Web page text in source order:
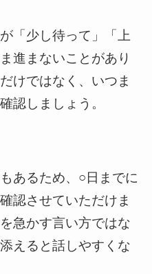
「少し待って」「上
進まないことがあり
けではなく、いつま
認しましょう。
あるため、○日までに
認させていただけま
急かす言い方ではな
えると話しやすくな